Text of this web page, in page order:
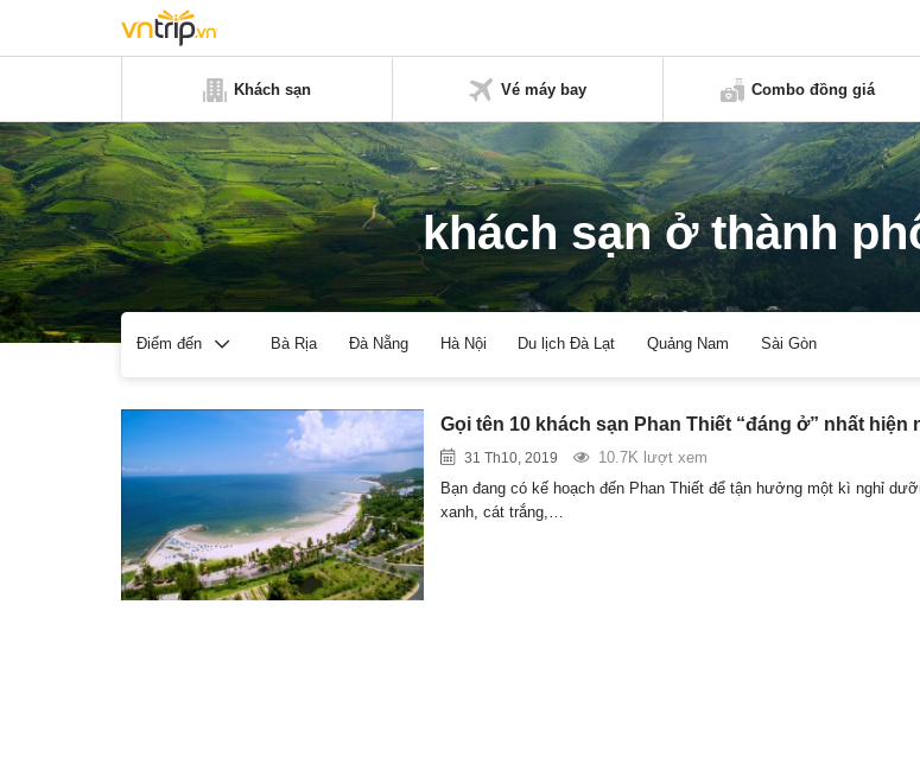
Khách sạn Vé máy bay Combo đồng giá
khách sạn ở thành
Điểm đến Bà Rịa Đà Nẵng Hà Nội Du lịch Đà Lạt Quảng Nam Sài Gòn
Gọi tên 10 khách sạn Phan Thiết “đáng ở” nhất hiện
31 Th10, 2019
10.7K lượt xem
Bạn đang có kế hoạch đến Phan Thiết để tận hưởng một kì nghỉ
xanh, cát trắng,…